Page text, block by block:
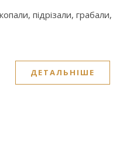
підрізали,
ДЕТАЛЬНІШЕ